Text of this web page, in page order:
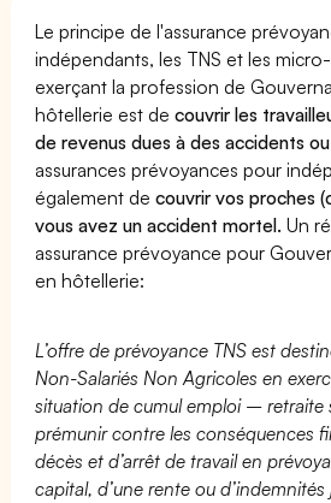
Le principe de l'assurance
indépendants, les TNS et les
exerçant la profession de
hôtellerie est decouvrir les
de revenus dues à des accidents
assurances prévoyances pour
également decouvrir vos proches
vous avez un accident mortel. Un
assurance prévoyance pour
en hôtellerie:
L’offre de prévoyance TNS est
Non-Salariés Non Agricoles en
situation de cumul emploi – retraite
prémunir contre les conséquences
décès et d’arrêt de travail en
capital, d’une rente ou